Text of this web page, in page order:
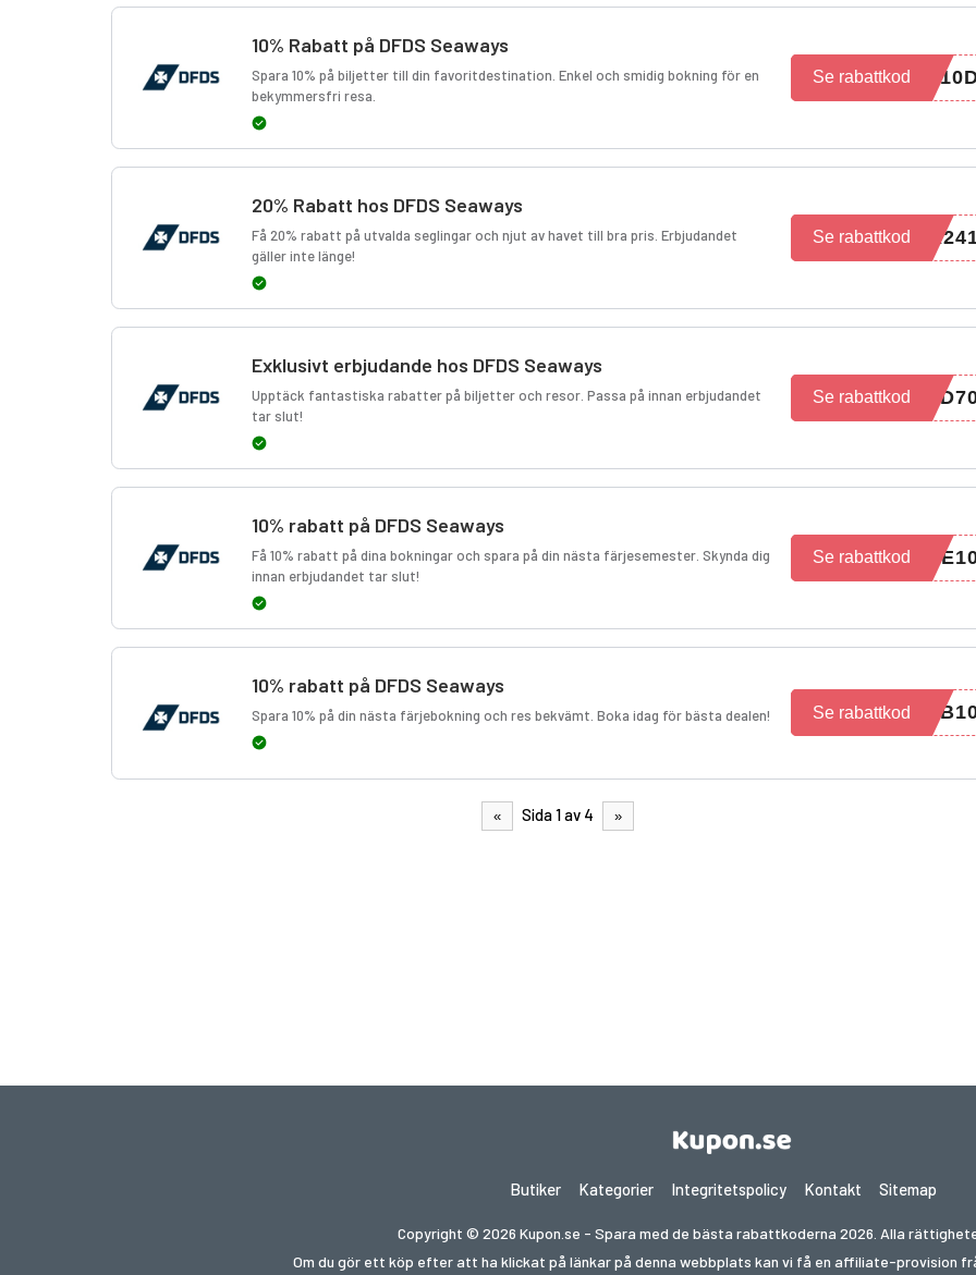
10% Rabatt på DFDS Seaways
Spara 10% på biljetter till din favoritdestination. Enkel och smidig bokning för en
bekymmersfri resa.
Se rabattkod
20% Rabatt hos DFDS Seaways
Få 20% rabatt på utvalda seglingar och njut av havet till bra pris. Erbjudandet
gäller inte länge!
Se rabattkod
Exklusivt erbjudande hos DFDS Seaways
Upptäck fantastiska rabatter på biljetter och resor. Passa på innan erbjudandet
tar slut!
Se rabattkod
10% rabatt på DFDS Seaways
Få 10% rabatt på dina bokningar och spara på din nästa färjesemester. Skynda dig
innan erbjudandet tar slut!
Se rabattkod
10% rabatt på DFDS Seaways
Spara 10% på din nästa färjebokning och res bekvämt. Boka idag för bästa dealen! Se rabattkod
« Sida 1 av 4 »
Butiker Kategorier Integritetspolicy Kontakt Sitemap
Copyright © 2026 Kupon.se - Spara med de bästa rabattkoderna 2026. Alla
Om du gör ett köp efter att ha klickat på länkar på denna webbplats kan vi få en affiliate-provision